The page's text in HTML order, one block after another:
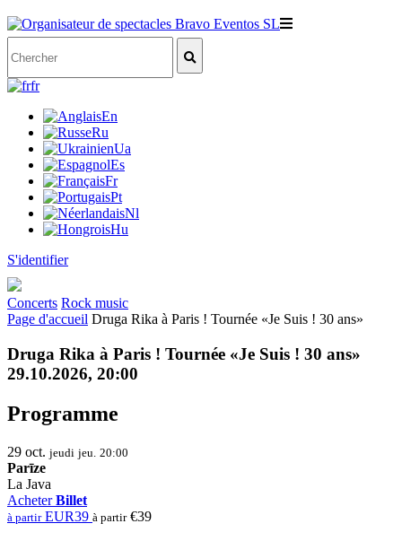
fr
En
Ru
Ua
Es
Fr
Pt
Nl
Hu
S'identifier
Concerts Rock music
Page d'accueil Druga Rika à Paris ! Tournée «Je Suis ! 30 ans»
Druga Rika à Paris ! Tournée «Je Suis ! 30 ans»
29.10.2026, 20:00
Programme
29 oct. jeudi jeu. 20:00
Parīze
La Java
AcheterBillet
à partirEUR39 à partir€39